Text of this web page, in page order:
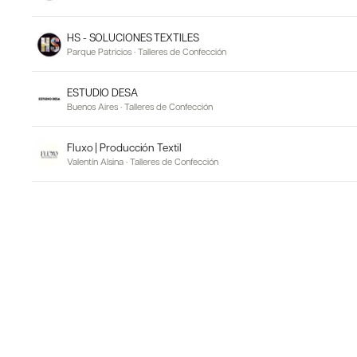
HS - SOLUCIONES TEXTILES
Parque Patricios · Talleres de Confección
ESTUDIO DESA
Buenos Aires · Talleres de Confección
Fluxo | Producción Textil
Valentín Alsina · Talleres de Confección